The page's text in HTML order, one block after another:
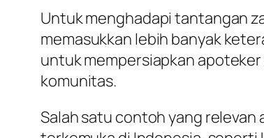
Untuk menghadapi tantangan
memasukkan lebih banyak
untuk mempersiapkan
komunitas.
Salah satu contoh yang